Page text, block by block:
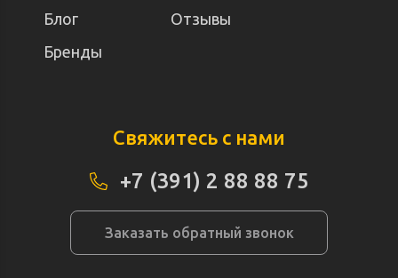
Блог
Отзывы
Бренды
Свяжитесь с нами
+7 (391) 2 88 88 75
Заказать обратный звонок